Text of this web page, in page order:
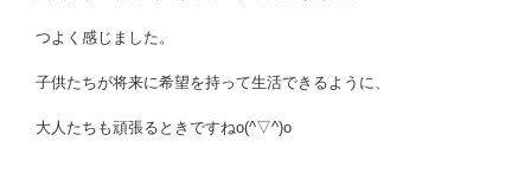
つよく感じました。
子供たちが将来に希望を持って生活できるように、
大人たちも頑張るときですねo(^▽^)o